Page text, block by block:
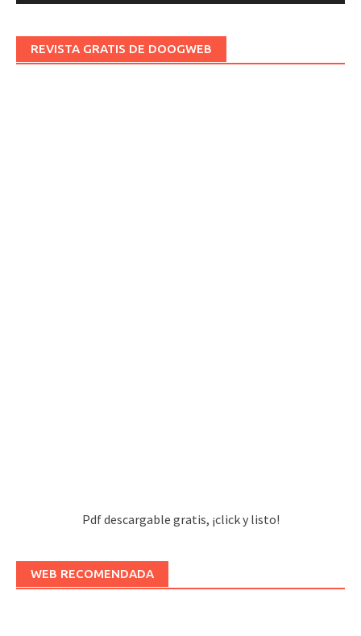
REVISTA GRATIS DE DOOGWEB
Pdf descargable gratis, ¡click y listo!
WEB RECOMENDADA